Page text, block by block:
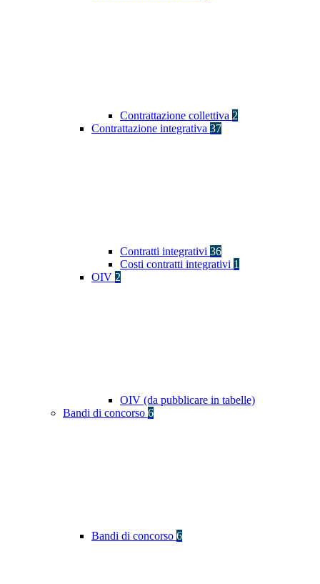
Contrattazione collettiva 2
Contrattazione integrativa 37
Contratti integrativi 36
Costi contratti integrativi 1
OIV 2
OIV (da pubblicare in tabelle)
Bandi di concorso 6
Bandi di concorso 6